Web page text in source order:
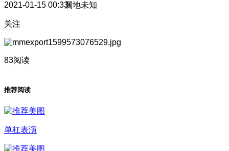
2021-01-15 00:33属地未知
关注
83阅读
推荐阅读
单杠表演